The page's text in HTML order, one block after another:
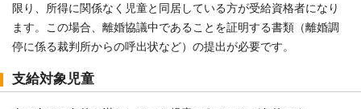
限り、所得に関係なく児童と同居している方が受給資格者になり
ます。この場合、離婚協議中であることを証明する書類（離婚調
停に係る裁判所からの呼出状など）の提出が必要です。
支給対象児童